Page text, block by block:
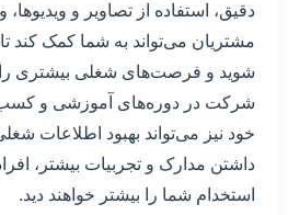
دقیق، استفاده از تصاویر و
مشتریان می‌تواند به شما کمک کند
شوید و فرصت‌های شغلی بیشتری را
شرکت در دوره‌های آموزشی و کسب
خود نیز می‌تواند بهبود اطلاعات
داشتن مدارک و تجربیات بیشتر،
استخدام شما را بیشتر خواهند دید.